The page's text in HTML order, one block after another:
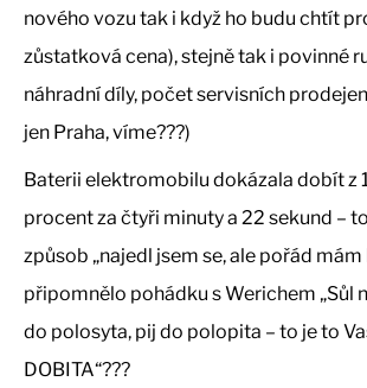
nového vozu tak i když ho budu chtít
zůstatková cena), stejně tak i povinné
náhradní díly, počet servisních
jen Praha, víme???)
Baterii elektromobilu dokázala dobít z
procent za čtyři minuty a 22 sekund –
způsob „najedl jsem se, ale pořád mám
připomnělo pohádku s Werichem „Sůl
do polosyta, pij do polopita – to je to
DOBITA“???